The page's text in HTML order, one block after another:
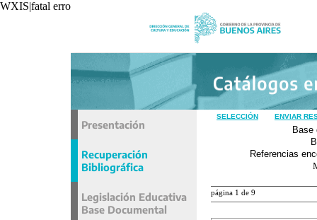
Presentación
Recuperación
Bibliográfica
Legislación Educativa
Base Documental
SELECCIÓN ENVIAR
Base
Referencias
página 1 de 9
WXIS|fatal error|unavoidable|recxref/read|